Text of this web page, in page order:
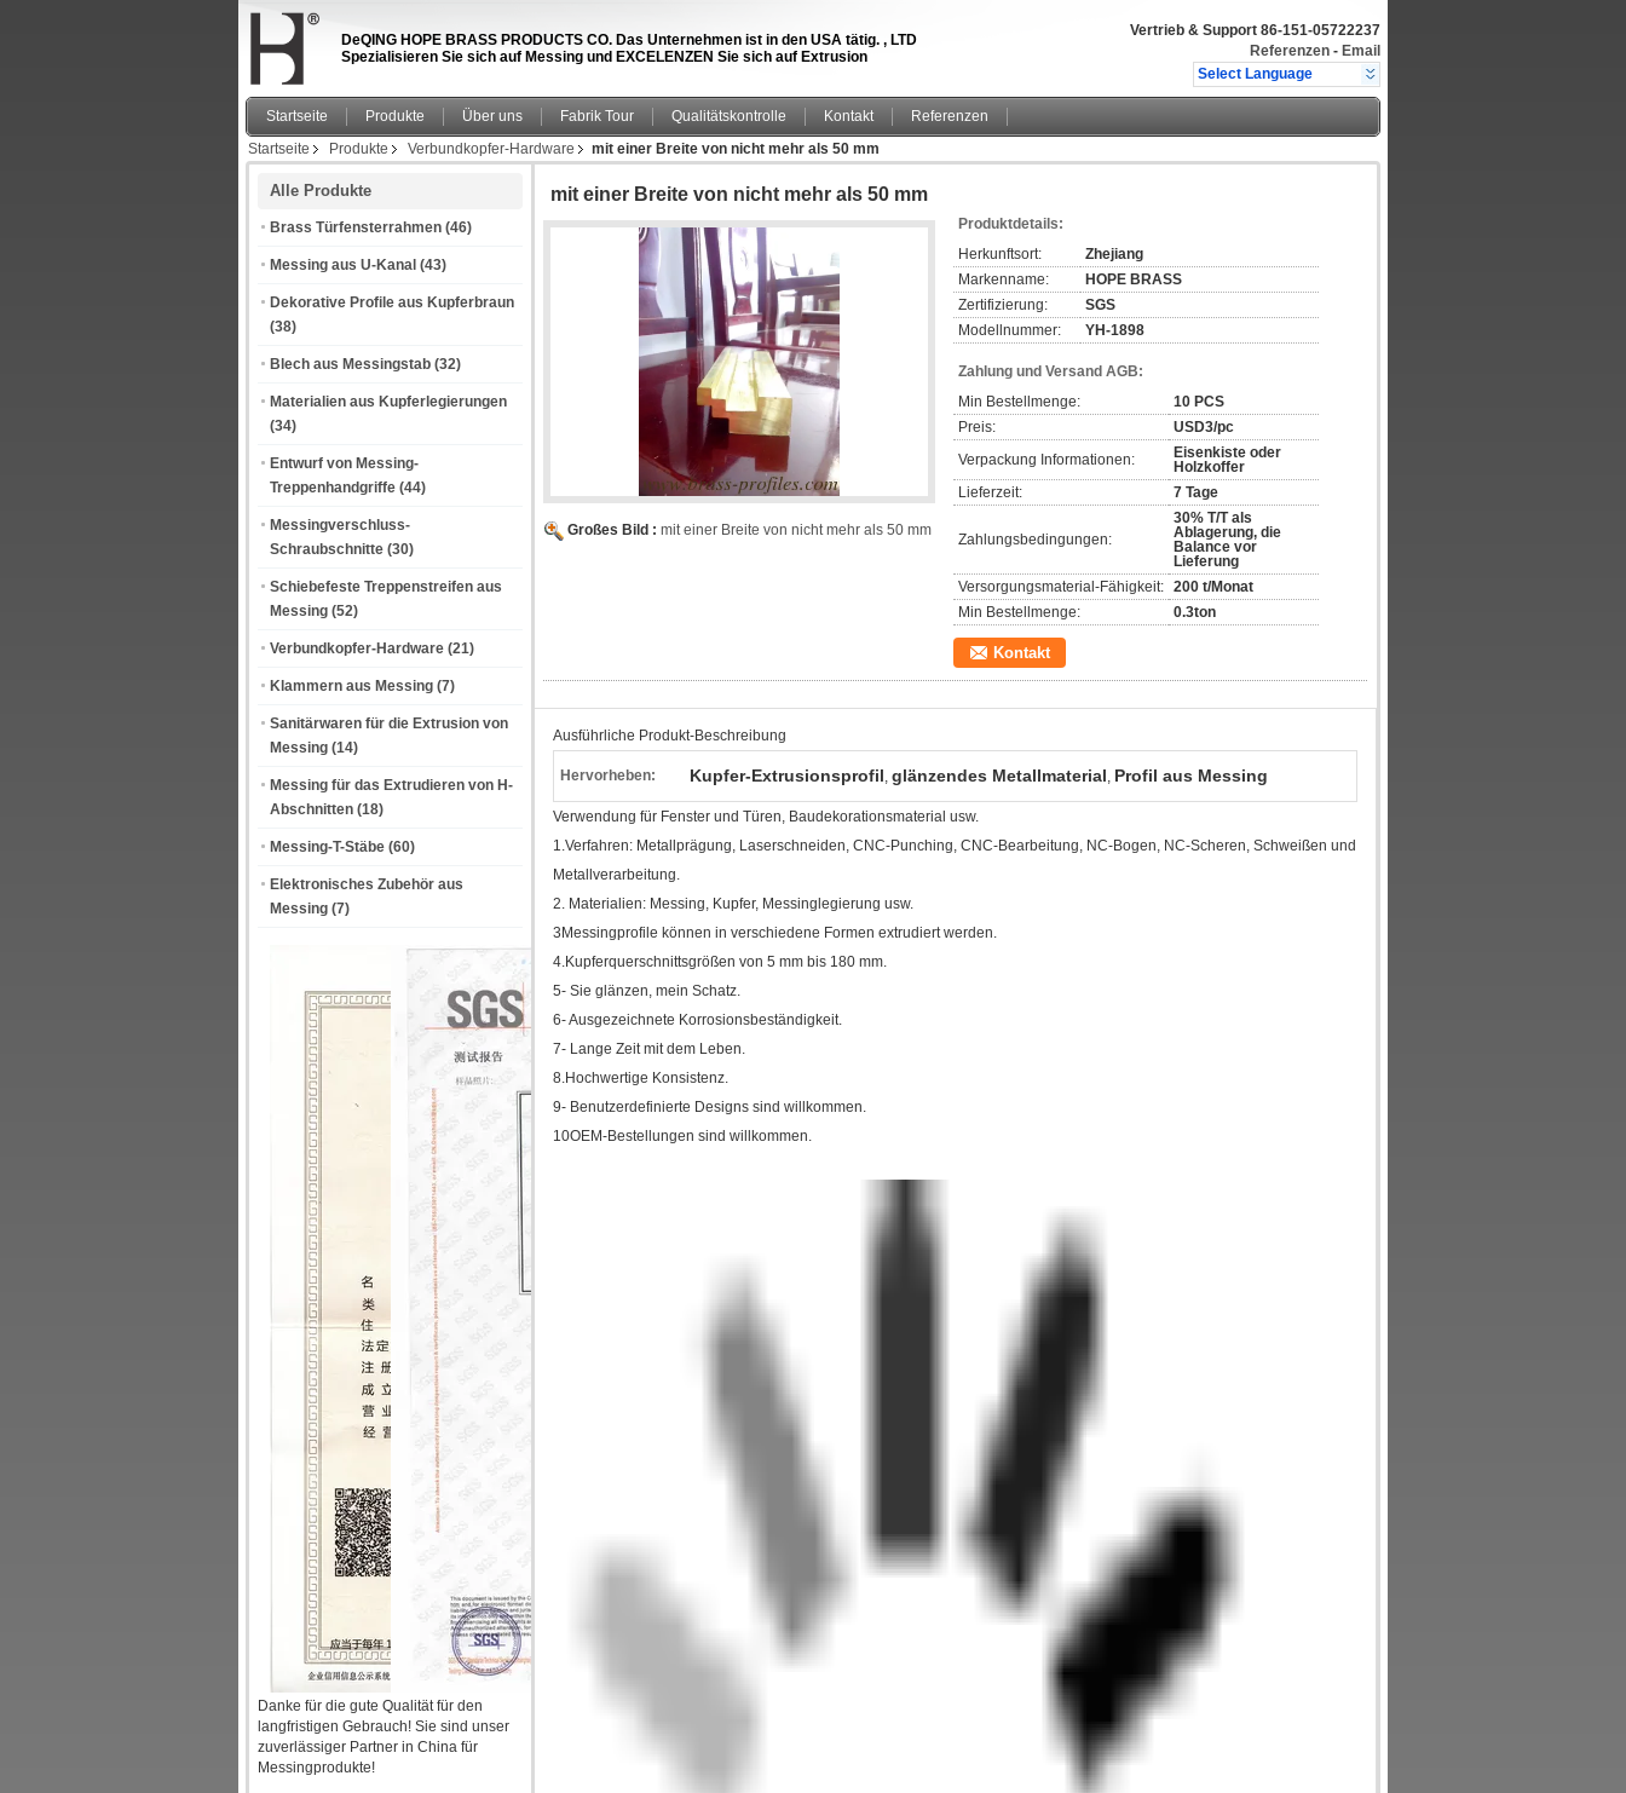
DeQING HOPE BRASS PRODUCTS CO. Das Unternehmen ist in den USA tätig. , LTD
Spezialisieren Sie sich auf Messing und EXCELENZEN Sie sich auf Extrusion
Vertrieb & Support 86-151-05722237
Referenzen - Email
Select Language
Startseite Produkte Über uns Fabrik Tour Qualitätskontrolle Kontakt
Referenzen
Startseite
Produkte Verbundkopfer-Hardware mit einer Breite von nicht mehr als 50 mm
Alle Produkte
Brass Türfensterrahmen (46)
Messing aus U-Kanal (43)
Dekorative Profile aus Kupferbraun
(38)
Blech aus Messingstab (32)
Materialien aus Kupferlegierungen
(34)
Entwurf von Messing-
Treppenhandgriffe (44)
Messingverschluss-
Schraubschnitte (30)
Schiebefeste Treppenstreifen aus
Messing (52)
Verbundkopfer-Hardware (21)
Klammern aus Messing (7)
Sanitärwaren für die Extrusion von
Messing (14)
Messing für das Extrudieren von H-
Abschnitten (18)
Messing-T-Stäbe (60)
Elektronisches Zubehör aus
Messing (7)
Danke für die gute Qualität für den
langfristigen Gebrauch! Sie sind unser
zuverlässiger Partner in China für
Messingprodukte!
mit einer Breite von nicht mehr als 50 mm
Großes Bild : mit einer Breite von nicht mehr als 50 mm
Produktdetails:
Herkunftsort:
Zhejiang
Markenname:
HOPE BRASS
Zertifizierung:
SGS
Modellnummer:
YH-1898
Zahlung und Versand AGB:
Min Bestellmenge:
10 PCS
Preis:
USD3/pc
Verpackung Informationen:
Eisenkiste oder
Holzkoffer
Lieferzeit:
7 Tage
Zahlungsbedingungen:
30% T/T als
Ablagerung, die
Balance vor
Lieferung
Versorgungsmaterial-Fähigkeit: 200 t/Monat
Min Bestellmenge:
0.3ton
Kontakt
Ausführliche Produkt-Beschreibung
Hervorheben: Kupfer-Extrusionsprofil, glänzendes Metallmaterial, Profil aus Messing
Verwendung für Fenster und Türen, Baudekorationsmaterial usw.
1.Verfahren: Metallprägung, Laserschneiden, CNC-Punching, CNC-Bearbeitung, NC-Bogen, NC-Scheren, Schweißen und
Metallverarbeitung.
2. Materialien: Messing, Kupfer, Messinglegierung usw.
3Messingprofile können in verschiedene Formen extrudiert werden.
4.Kupferquerschnittsgrößen von 5 mm bis 180 mm.
5- Sie glänzen, mein Schatz.
6- Ausgezeichnete Korrosionsbeständigkeit.
7- Lange Zeit mit dem Leben.
8.Hochwertige Konsistenz.
9- Benutzerdefinierte Designs sind willkommen.
10OEM-Bestellungen sind willkommen.